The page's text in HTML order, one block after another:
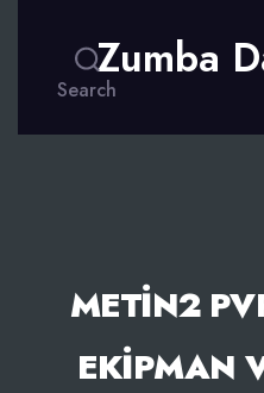
Search
Zumba
METIN2
EKIPMAN